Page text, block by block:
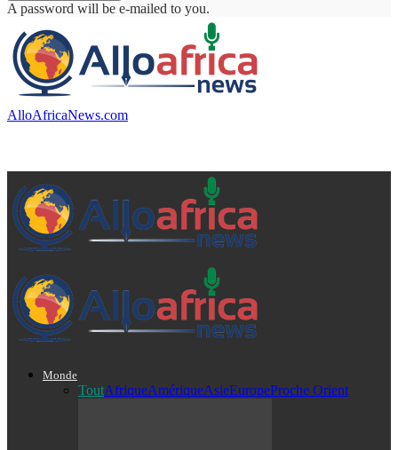
A password will be e-mailed to you.
AlloAfricaNews.com
Monde
ToutAfriqueAmériqueAsieEuropeProche Orient